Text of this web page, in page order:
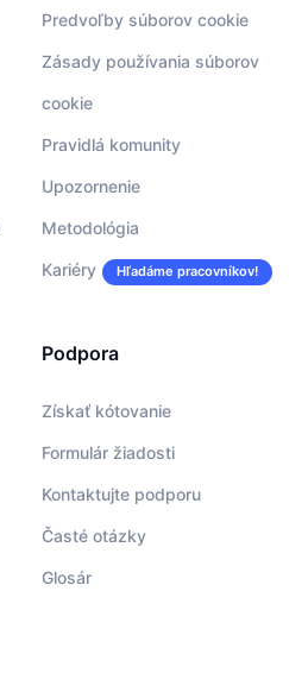
Predvoľby súborov cookie
Zásady používania súborov
cookie
Pravidlá komunity
Upozornenie
Metodológia
Kariéry Hľadáme pracovníkov!
Podpora
Získať kótovanie
Formulár žiadosti
Kontaktujte podporu
Časté otázky
Glosár